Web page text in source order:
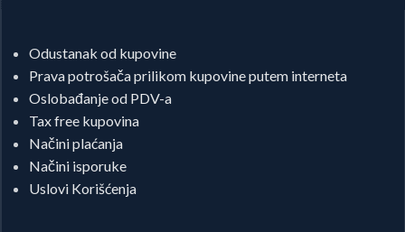
Odustanak od kupovine
Prava potrošača prilikom kupovine putem interneta
Oslobađanje od PDV-a
Tax free kupovina
Načini plaćanja
Načini isporuke
Uslovi Korišćenja